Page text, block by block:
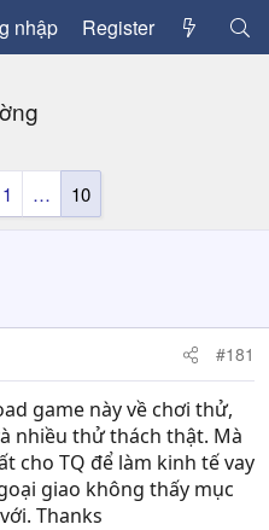
nhập Register
1 … 10
#181
game này về chơi thử,
nhiều thử thách thật. Mà
cho TQ để làm kinh tế vay
giao không thấy mục
Thanks